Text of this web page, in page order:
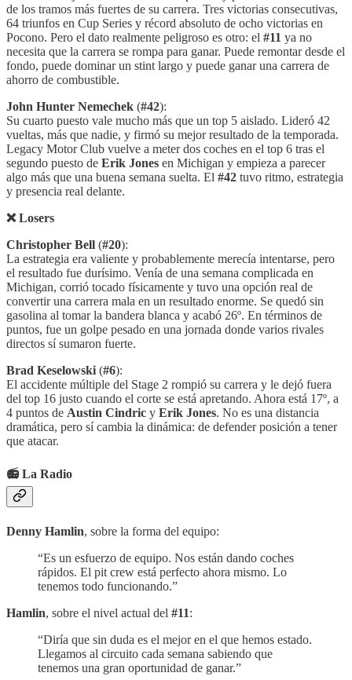
de los tramos más fuertes de su carrera. Tres victorias consecutivas,
64 triunfos en Cup Series y récord absoluto de ocho victorias en
Pocono. Pero el dato realmente peligroso es otro: el #11 ya no
necesita que la carrera se rompa para ganar. Puede remontar desde el
fondo, puede dominar un stint largo y puede ganar una carrera de
ahorro de combustible.
John Hunter Nemechek (#42):
Su cuarto puesto vale mucho más que un top 5 aislado. Lideró 42
vueltas, más que nadie, y firmó su mejor resultado de la temporada.
Legacy Motor Club vuelve a meter dos coches en el top 6 tras el
segundo puesto de Erik Jones en Michigan y empieza a parecer
algo más que una buena semana suelta. El #42 tuvo ritmo, estrategia
y presencia real delante.
❌ Losers
Christopher Bell (#20):
La estrategia era valiente y probablemente merecía intentarse, pero
el resultado fue durísimo. Venía de una semana complicada en
Michigan, corrió tocado físicamente y tuvo una opción real de
convertir una carrera mala en un resultado enorme. Se quedó sin
gasolina al tomar la bandera blanca y acabó 26º. En términos de
puntos, fue un golpe pesado en una jornada donde varios rivales
directos sí sumaron fuerte.
Brad Keselowski (#6):
El accidente múltiple del Stage 2 rompió su carrera y le dejó fuera
del top 16 justo cuando el corte se está apretando. Ahora está 17º, a
4 puntos de Austin Cindric y Erik Jones. No es una distancia
dramática, pero sí cambia la dinámica: de defender posición a tener
que atacar.
📻 La Radio
Denny Hamlin, sobre la forma del equipo:
“Es un esfuerzo de equipo. Nos están dando coches
rápidos. El pit crew está perfecto ahora mismo. Lo
tenemos todo funcionando.”
Hamlin, sobre el nivel actual del #11:
“Diría que sin duda es el mejor en el que hemos estado.
Llegamos al circuito cada semana sabiendo que
tenemos una gran oportunidad de ganar.”